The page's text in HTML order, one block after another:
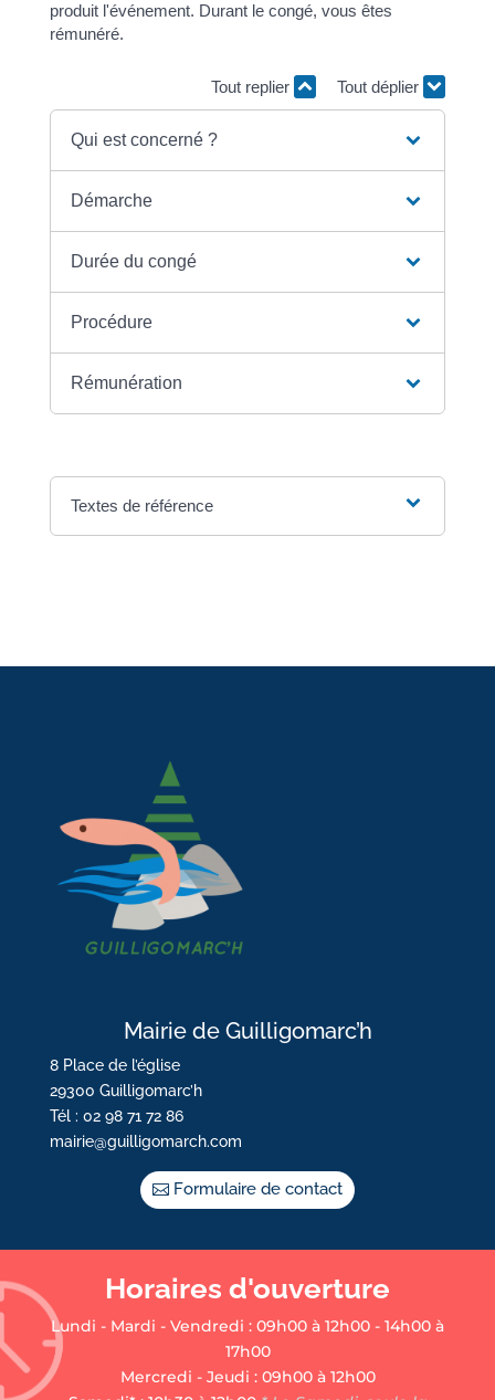
produit l'événement. Durant le congé, vous êtes
rémunéré.
Tout replier Tout déplier
Qui est concerné ?
Démarche
Durée du congé
Procédure
Rémunération
Textes de référence
Mairie de Guilligomarc’h
8 Place de l’église
29300 Guilligomarc’h
Tél : 02 98 71 72 86
mairie@guilligomarch.com
Formulaire de contact
Horaires d'ouverture
Lundi - Mardi - Vendredi : 09h00 à 12h00 - 14h00 à
17h00
Mercredi - Jeudi : 09h00 à 12h00